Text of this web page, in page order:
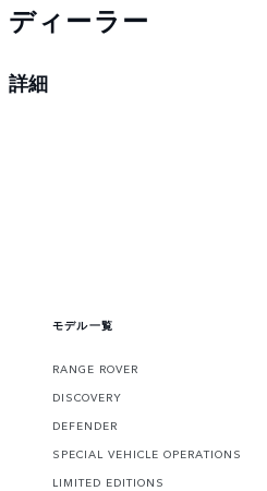
ディーラー
詳細
モデル一覧
RANGE ROVER
DISCOVERY
DEFENDER
SPECIAL VEHICLE OPERATIONS
LIMITED EDITIONS